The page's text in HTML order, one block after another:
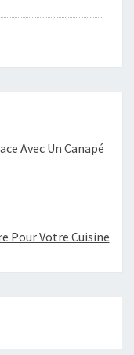
Avec Un Canapé
Pour Votre Cuisine